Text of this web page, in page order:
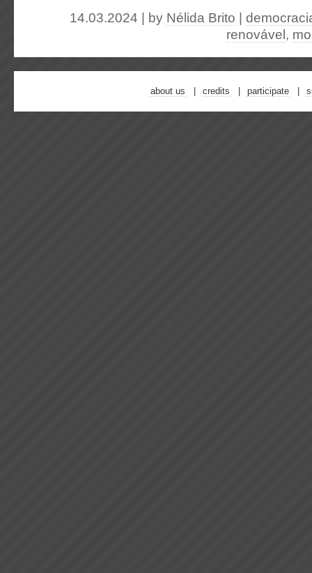
14.03.2024 | by Nélida Brito
renovável ,
about us credits participate